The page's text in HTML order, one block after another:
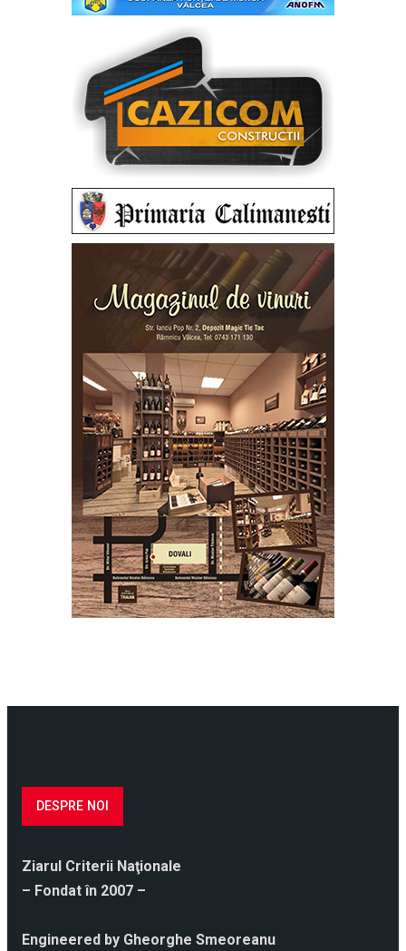
DESPRE NOI
Ziarul Criterii Naţionale
– Fondat în 2007 –
Engineered by Gheorghe Smeoreanu